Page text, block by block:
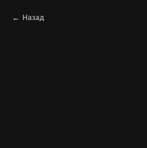
Назад